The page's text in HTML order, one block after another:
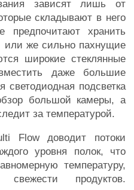
зависят лишь от
складывают в него
хранить
или же сильно пахнущие
широкие стеклянные
даже большие
подсветка
большой камеры, а
за температурой.
Flow доводит потоки
уровня полок, что
температуру,
свежести продуктов.